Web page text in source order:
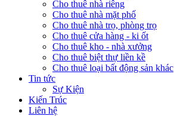
Cho thuê nhà riêng
Cho thuê nhà mặt phố
Cho thuê nhà trọ, phòng trọ
Cho thuê cửa hàng - ki ốt
Cho thuê kho - nhà xưởng
Cho thuê biệt thự liền kề
Cho thuê loại bất động sản khác
Tin tức
Sự Kiện
Kiến Trúc
Liên hệ